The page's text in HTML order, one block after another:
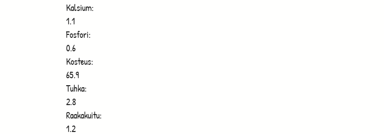
Kalsium:
1.1
Fosfori:
0.6
Kosteus:
65.9
Tuhka:
2.8
Raakakuitu:
1.2